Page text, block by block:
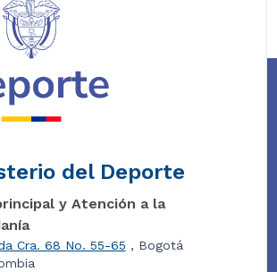
del Deporte
y Atención a la
Cra. 68 No. 55-65 , Bogotá